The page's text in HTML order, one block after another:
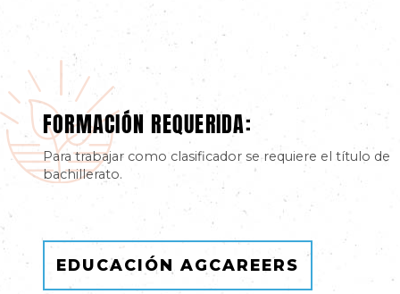
FORMACIÓN REQUERIDA:
Para trabajar como clasificador se requiere el título de
bachillerato.
EDUCACIÓN AGCAREERS